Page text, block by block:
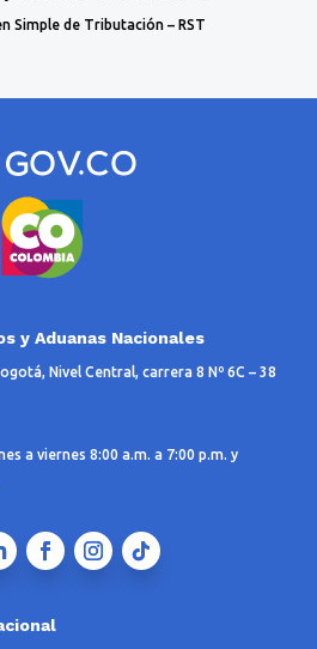
Simple de Tributación – RST
y Aduanas Nacionales
Nivel Central, carrera 8 Nº 6C – 38
a viernes 8:00 a.m. a 7:00 p.m. y